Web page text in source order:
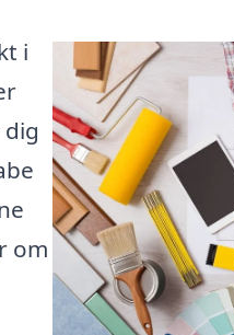
i
om